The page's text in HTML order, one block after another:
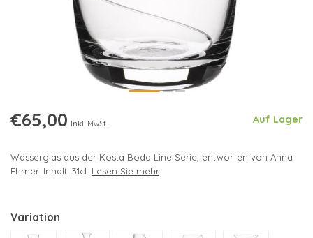
€65,00 Inkl. MwSt. Auf Lager
Wasserglas aus der Kosta Boda Line Serie, entworfen von Anna
Ehrner. Inhalt: 31cl. Lesen Sie mehr.
Variation